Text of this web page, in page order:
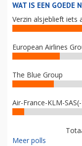
WAT IS EEN GOEDE
Verzin alsjeblieft iets
European Airlines
The Blue Group
Air-France-KLM-
Meer polls